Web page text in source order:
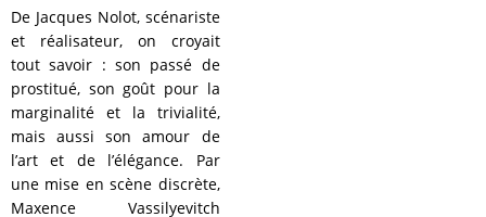
De Jacques Nolot, scénariste
et réalisateur, on croyait
tout savoir : son passé de
prostitué, son goût pour la
marginalité et la trivialité,
mais aussi son amour de
l’art et de l’élégance. Par
une mise en scène discrète,
Maxence Vassilyevitch